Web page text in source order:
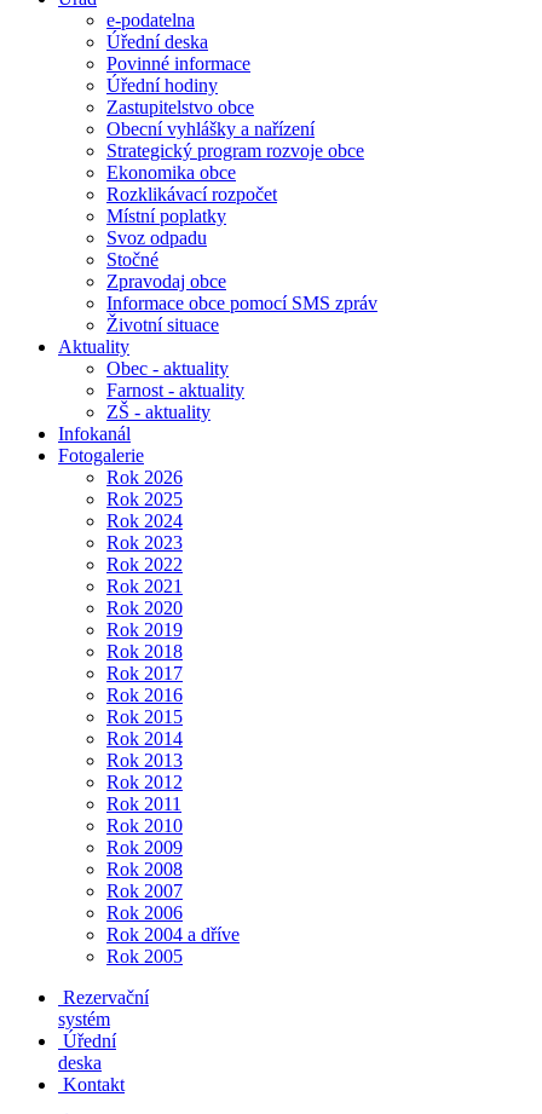
e-podatelna
Úřední deska
Povinné informace
Úřední hodiny
Zastupitelstvo obce
Obecní vyhlášky a nařízení
Strategický program rozvoje obce
Ekonomika obce
Rozklikávací rozpočet
Místní poplatky
Svoz odpadu
Stočné
Zpravodaj obce
Informace obce pomocí SMS zpráv
Životní situace
Aktuality
Obec - aktuality
Farnost - aktuality
ZŠ - aktuality
Infokanál
Fotogalerie
Rok 2026
Rok 2025
Rok 2024
Rok 2023
Rok 2022
Rok 2021
Rok 2020
Rok 2019
Rok 2018
Rok 2017
Rok 2016
Rok 2015
Rok 2014
Rok 2013
Rok 2012
Rok 2011
Rok 2010
Rok 2009
Rok 2008
Rok 2007
Rok 2006
Rok 2004 a dříve
Rok 2005
Rezervační
systém
Úřední
deska
Kontakt